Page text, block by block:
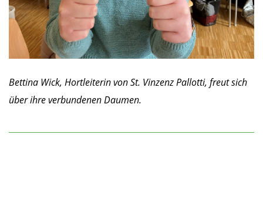
Bettina Wick, Hortleiterin von St. Vinzenz Pallotti, freut sich
über ihre verbundenen Daumen.